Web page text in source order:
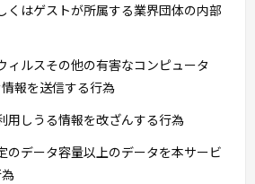
くはゲストが所属する業界団体の内部
ィルスその他の有害なコンピュータ
報を送信する行為
用しうる情報を改ざんする行為
のデータ容量以上のデータを本サービ